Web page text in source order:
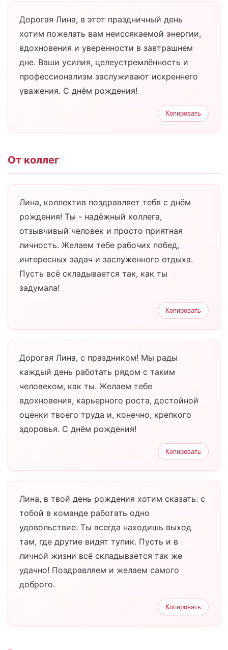
Дорогая Лина, в этот праздничный день
хотим пожелать вам неиссякаемой энергии,
вдохновения и уверенности в завтрашнем
дне. Ваши усилия, целеустремлённость и
профессионализм заслуживают искреннего
уважения. С днём рождения!
Копировать
От коллег
Лина, коллектив поздравляет тебя с днём
рождения! Ты - надёжный коллега,
отзывчивый человек и просто приятная
личность. Желаем тебе рабочих побед,
интересных задач и заслуженного отдыха.
Пусть всё складывается так, как ты
задумала!
Копировать
Дорогая Лина, с праздником! Мы рады
каждый день работать рядом с таким
человеком, как ты. Желаем тебе
вдохновения, карьерного роста, достойной
оценки твоего труда и, конечно, крепкого
здоровья. С днём рождения!
Копировать
Лина, в твой день рождения хотим сказать: с
тобой в команде работать одно
удовольствие. Ты всегда находишь выход
там, где другие видят тупик. Пусть и в
личной жизни всё складывается так же
удачно! Поздравляем и желаем самого
доброго.
Копировать